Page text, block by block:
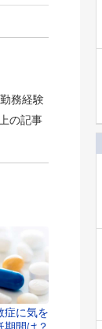
務経験
の記事
症に気を